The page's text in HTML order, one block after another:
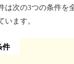
は次の3つの条件を
います。
件